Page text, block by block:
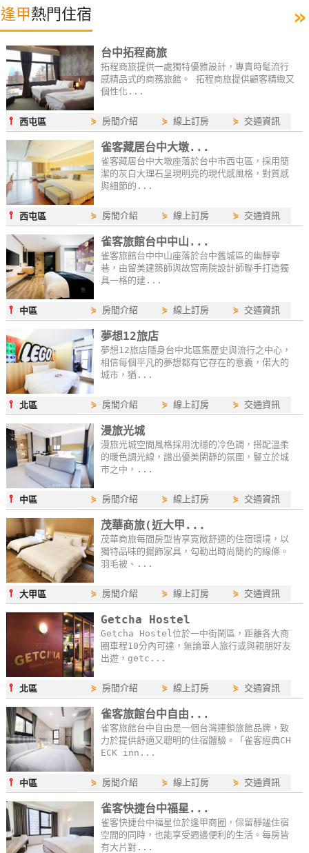
車
網
紅
帶
你
玩
玩
樂
地
圖
顧
客
服
務
顧
客
滿
意
度
訂
單
管
理
會
員
帳
戶
客
服
聯
絡
單
Line
線
上
客
服
逢甲熱門住宿 »
台中拓程商旅
拓程商旅提供一處獨特優雅設計，專賣時髦流行
感精品式的商務旅館。 拓程商旅提供顧客精緻又
個性化...
⫯西屯區 ⋟ 房間介紹 ⋟線上訂房 ⋟ 交通資訊
雀客藏居台中大墩...
雀客藏居台中大墩座落於台中市西屯區，採用簡
潔的灰白大理石呈現明亮的現代感風格，對質感
與細節的...
⫯西屯區 ⋟ 房間介紹 ⋟線上訂房 ⋟ 交通資訊
雀客旅館台中中山...
雀客旅館台中中山座落於台中舊城區的幽靜寧
巷，由留美建築師與故宮南院設計師聯手打造獨
具一格的建...
⫯ 中區 ⋟ 房間介紹 ⋟線上訂房 ⋟ 交通資訊
夢想12旅店
夢想12旅店隱身台中北區集歷史與流行之中心，
相信每個平凡的夢想都有它存在的意義，偌大的
城市，猶...
⫯北區 ⋟ 房間介紹 ⋟線上訂房 ⋟ 交通資訊
漫旅光城
漫旅光城空間風格採用沈穩的冷色調，搭配溫柔
的暖色調光線，譜出優美閑靜的氛圍，豎立於城
市之中，...
⫯ 中區 ⋟ 房間介紹 ⋟線上訂房 ⋟ 交通資訊
茂華商旅(近大甲...
茂華商旅每間房型皆享寬敞舒適的住宿環境，以
獨特品味的擺飾家具，勾勒出時尚簡約的線條。
羽毛被、...
⫯大甲區 ⋟ 房間介紹 ⋟線上訂房 ⋟ 交通資訊
Getcha Hostel
Getcha Hostel位於一中街鬧區，距離各大商
圈車程10分內可達，無論單人旅行或與親朋好友
出遊，getc...
⫯北區 ⋟ 房間介紹 ⋟線上訂房 ⋟ 交通資訊
雀客旅館台中自由...
雀客旅館台中自由是一個台灣連鎖旅館品牌，致
力於提供舒適又聰明的住宿體驗。「雀客經典CH
ECK inn...
⫯ 中區 ⋟ 房間介紹 ⋟線上訂房 ⋟ 交通資訊
雀客快捷台中福星...
雀客快捷台中福星位於逢甲商圈，保留靜謐住宿
空間的同時，也能享受週邊便利的生活。每房皆
有大片對...